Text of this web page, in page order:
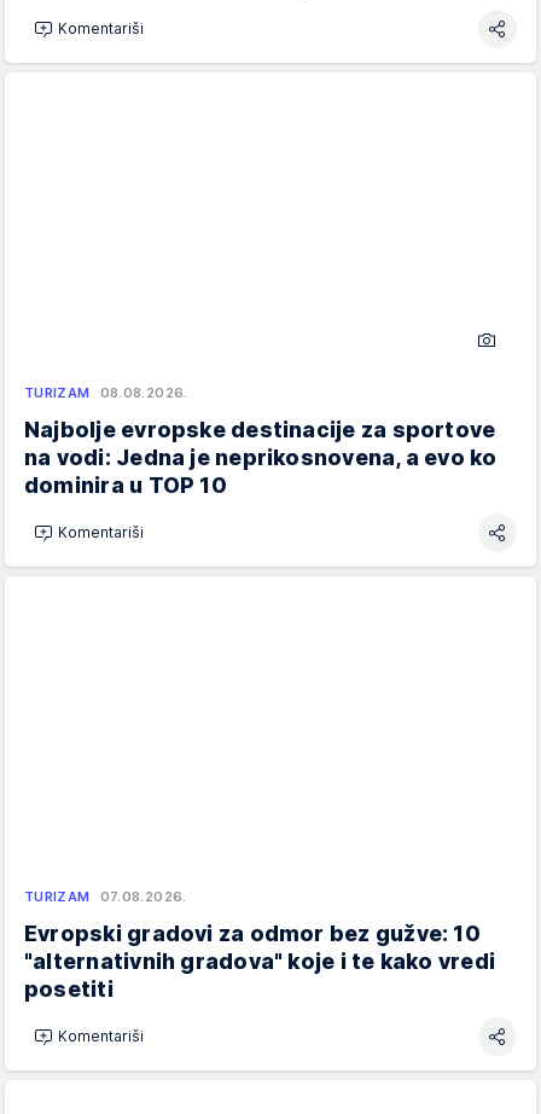
Komentariši
TURIZAM 08.08.2026.
Najbolje evropske destinacije za sportove
na vodi: Jedna je neprikosnovena, a evo ko
dominira u TOP 10
Komentariši
TURIZAM 07.08.2026.
Evropski gradovi za odmor bez gužve: 10
"alternativnih gradova" koje i te kako vredi
posetiti
Komentariši